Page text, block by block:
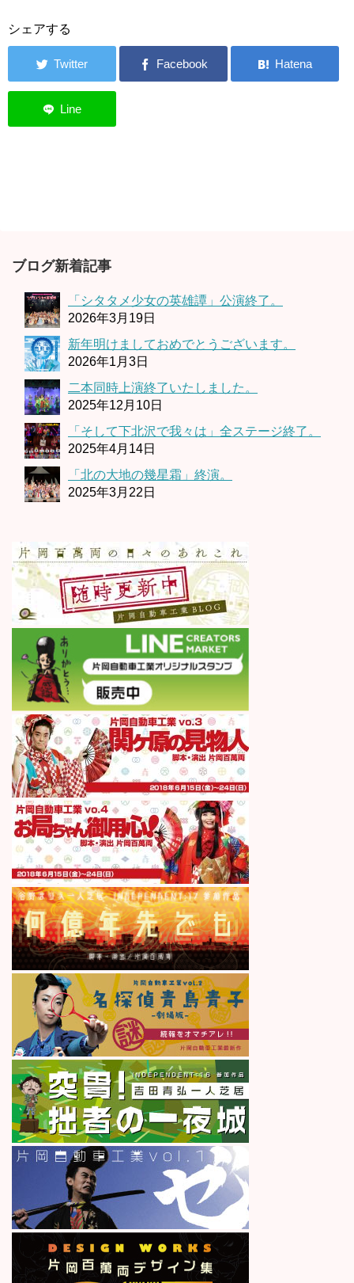
シェアする
ブログ新着記事
「シタタメ少女の英雄譚」公演終了。
2026年3月19日
新年明けましておめでとうございます。
2026年1月3日
二本同時上演終了いたしました。
2025年12月10日
「そして下北沢で我々は」全ステージ終了。
2025年4月14日
「北の大地の幾星霜」終演。
2025年3月22日